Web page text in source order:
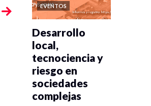
EVENTOS
Desarrollo
local,
tecnociencia y
riesgo en
sociedades
complejas